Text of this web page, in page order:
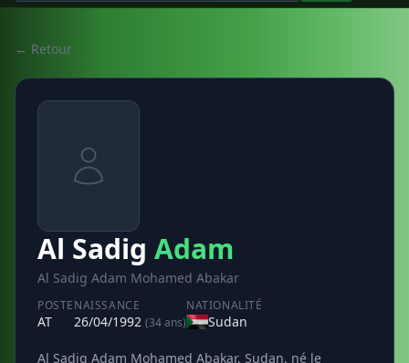
← Retour
Al Sadig Adam
Al Sadig Adam Mohamed Abakar
POSTE
AT
NAISSANCE
26/04/1992 (34 ans)
NATIONALITÉ
Sudan
Al Sadig Adam Mohamed Abakar, Sudan, né le